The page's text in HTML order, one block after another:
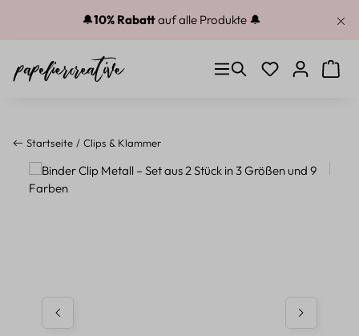
Zum Hauptinhalt springen
🔔10% Rabattauf alle Produkte 🔔
Du hast 0
Startseite Clips & Klammer
Bildergalerie überspringen